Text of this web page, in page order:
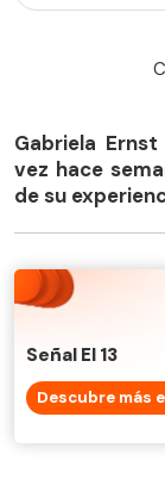
Gabriela
vez hace
de su
Señal El 13
Descubre más